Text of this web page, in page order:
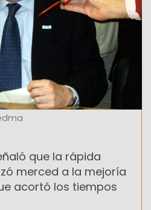
que la rápida
merced a la mejoría
acortó los tiempos